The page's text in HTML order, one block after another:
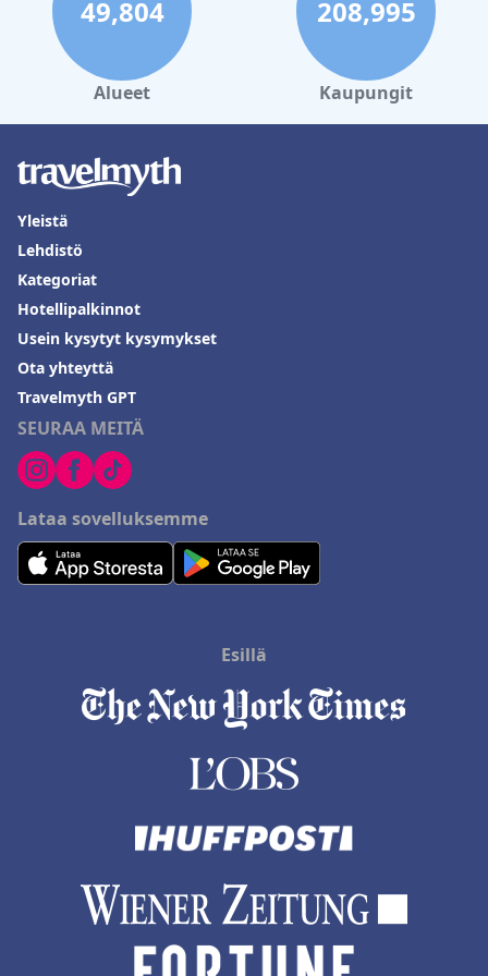
49,804
Alueet
208,995
Kaupungit
SEURAA MEITÄ
Lataa sovelluksemme
Yleistä
Lehdistö
Kategoriat
Hotellipalkinnot
Usein kysytyt kysymykset
Ota yhteyttä
Travelmyth GPT
Esillä